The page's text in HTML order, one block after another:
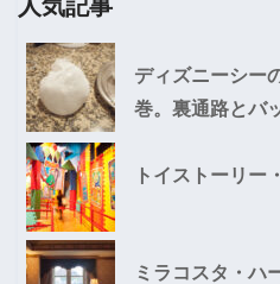
人気記事
ディズニーシー
巻。裏通路とバ
トイストーリ
ミラコスタ・ハ